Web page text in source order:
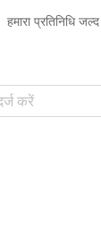
हमारा प्रतिनिधि